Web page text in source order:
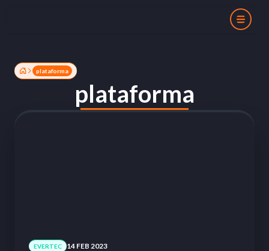
plataforma
plataforma
EVERTEC 14 FEB 2023